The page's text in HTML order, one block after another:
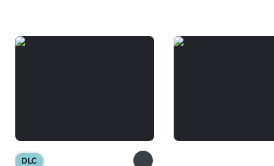
DLC